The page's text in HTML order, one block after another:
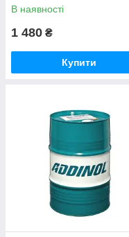
В наявності
1 480 ₴
Купити